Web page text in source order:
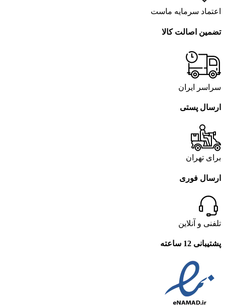
اعتماد سرمایه ماست
تضمین اصالت کالا
سراسر ایران
ارسال پستی
برای تهران
ارسال فوری
تلفنی و آنلاین
پشتیبانی 12 ساعته